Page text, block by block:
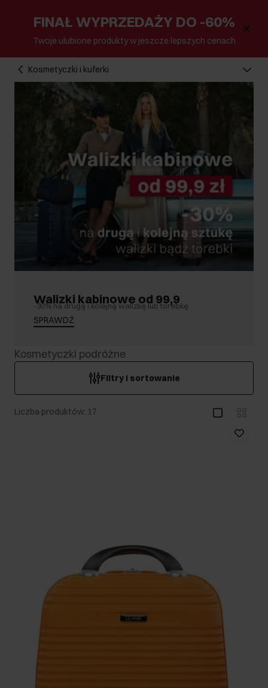
FINAŁ WYPRZEDAŻY DO -60%
Twoje ulubione produkty w jeszcze lepszych cenach
Kosmetyczki i kuferki
Walizki kabinowe od 99,9
-30% na drugą i kolejną walizkę lub torebkę
SPRAWDŹ
Kosmetyczki podróżne
Filtry i sortowanie
Liczba produktów: 17